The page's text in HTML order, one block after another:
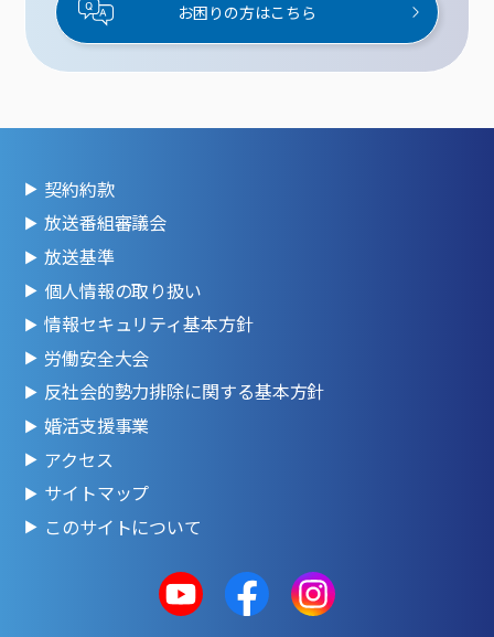
お困りの方はこちら
契約約款
放送番組審議会
放送基準
個人情報の取り扱い
情報セキュリティ基本方針
労働安全大会
反社会的勢力排除に関する基本方針
婚活支援事業
アクセス
サイトマップ
このサイトについて